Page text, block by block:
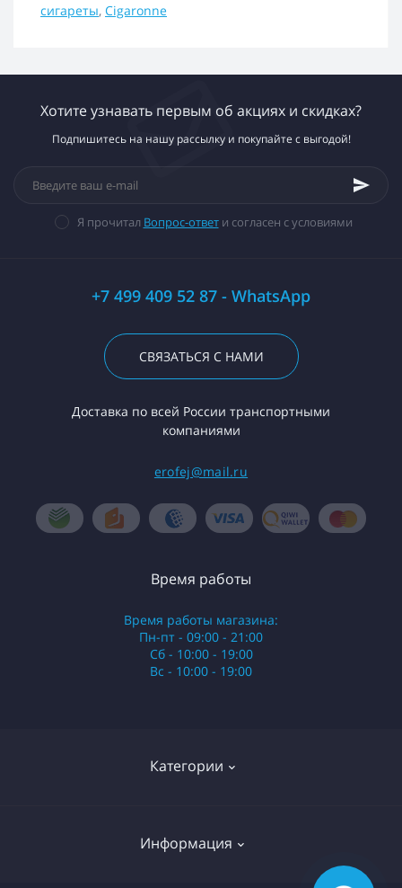
сигареты, Cigaronne
Хотите узнавать первым об акциях и скидках?
Подпишитесь на нашу рассылку и покупайте с выгодой!
Я прочитал Вопрос-ответи согласен с условиями
+7 499 409 52 87 - WhatsApp
СВЯЗАТЬСЯ С НАМИ
Доставка по всей России транспортными
компаниями
erofej@mail.ru
Категории
Информация
Время работы
Время работы магазина:
Пн-пт - 09:00 - 21:00
Сб - 10:00 - 19:00
Вс - 10:00 - 19:00